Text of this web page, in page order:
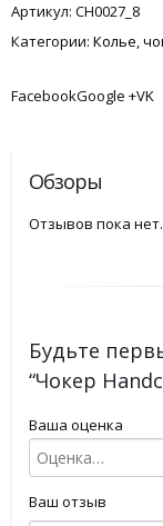
Артикул: CH0027_8
Категории: Колье,
FacebookGoogle +VK
Обзоры
Отзывов пока нет.
Будьте
“Чокер
Ваша оценка
Ваш отзыв